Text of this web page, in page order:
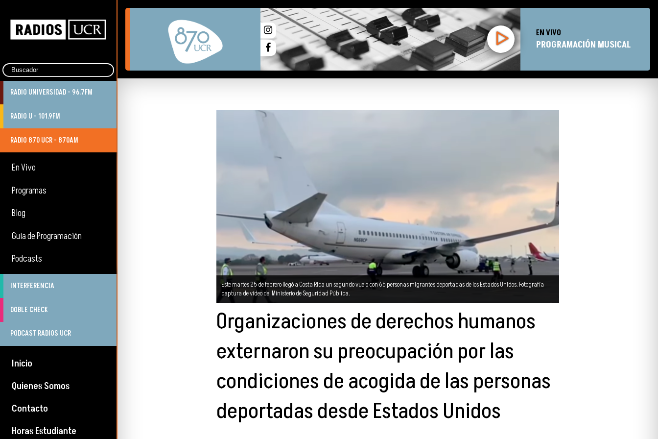
RADIO UNIVERSIDAD - 96.7FM
RADIO U - 101.9FM
RADIO 870 UCR - 870AM
En Vivo
Programas
Blog
Guía de Programación
Podcasts
INTERFERENCIA
DOBLE CHECK
PODCAST RADIOS UCR
Inicio
Quienes Somos
Contacto
Horas Estudiante
EN VIVO
PROGRAMACIÓN MUSICAL
Este martes 25 de febrero llegó a Costa Rica un segundo vuelo con 65 personas migrantes deportadas de los Estados Unidos. Fotografía
captura de video del Ministerio de Seguridad Pública.
Organizaciones de derechos humanos
externaron su preocupación por las
condiciones de acogida de las personas
deportadas desde Estados Unidos